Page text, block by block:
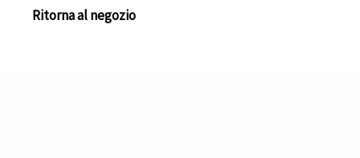
Ritorna al negozio